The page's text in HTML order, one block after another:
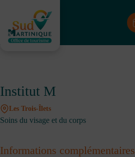
contenu
Institut M
Les Trois-Îlets
Soins du visage et du corps
Informations complémentaires